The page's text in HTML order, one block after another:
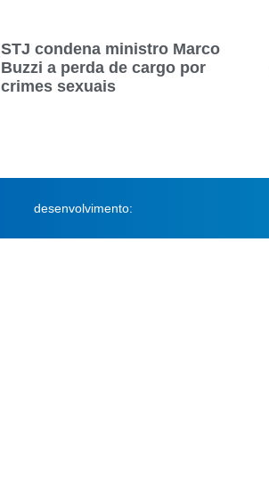
STJ condena ministro Marco
Buzzi a perda de cargo por
crimes sexuais
desenvolvimento: